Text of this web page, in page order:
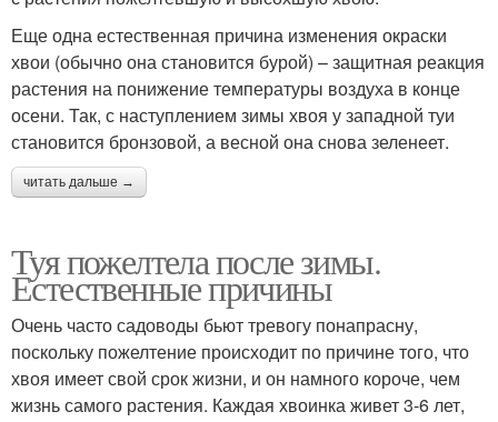
Еще одна естественная причина изменения окраски
хвои (обычно она становится бурой) – защитная реакция
растения на понижение температуры воздуха в конце
осени. Так, с наступлением зимы хвоя у западной туи
становится бронзовой, а весной она снова зеленеет.
читать дальше →
Туя пожелтела после зимы.
Естественные причины
Очень часто садоводы бьют тревогу понапрасну,
поскольку пожелтение происходит по причине того, что
хвоя имеет свой срок жизни, и он намного короче, чем
жизнь самого растения. Каждая хвоинка живет 3-6 лет,